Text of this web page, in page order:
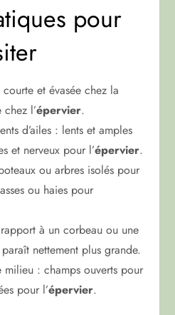
pour
et évasée chez la
l’épervier.
d’ailes : lents et amples
et nerveux pour l’épervier.
ou arbres isolés pour
ou haies pour
à un corbeau ou une
paraît nettement plus grande.
milieu : champs ouverts pour
pour l’épervier.